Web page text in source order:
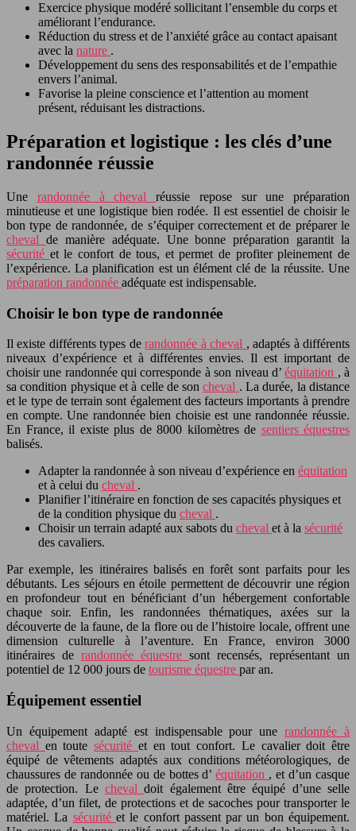
Exercice physique modéré sollicitant l’ensemble du corps et
améliorant l’endurance.
Réduction du stress et de l’anxiété grâce au contact apaisant
avec la nature .
Développement du sens des responsabilités et de l’empathie
envers l’animal.
Favorise la pleine conscience et l’attention au moment
présent, réduisant les distractions.
Préparation et logistique : les clés d’une
randonnée réussie
Une randonnée à cheval réussie repose sur une préparation
minutieuse et une logistique bien rodée. Il est essentiel de choisir le
bon type de randonnée, de s’équiper correctement et de préparer le
cheval de manière adéquate. Une bonne préparation garantit la
sécurité et le confort de tous, et permet de profiter pleinement de
l’expérience. La planification est un élément clé de la réussite. Une
préparation randonnée adéquate est indispensable.
Choisir le bon type de randonnée
Il existe différents types derandonnée à cheval , adaptés à différents
niveaux d’expérience et à différentes envies. Il est important de
choisir une randonnée qui corresponde à son niveau d’équitation , à
sa condition physique et à celle de soncheval . La durée, la distance
et le type de terrain sont également des facteurs importants à prendre
en compte. Une randonnée bien choisie est une randonnée réussie.
En France, il existe plus de 8000 kilomètres de sentiers équestres
balisés.
Adapter la randonnée à son niveau d’expérience en équitation
et à celui du cheval .
Planifier l’itinéraire en fonction de ses capacités physiques et
de la condition physique du cheval .
Choisir un terrain adapté aux sabots du cheval et à la sécurité
des cavaliers.
Par exemple, les itinéraires balisés en forêt sont parfaits pour les
débutants. Les séjours en étoile permettent de découvrir une région
en profondeur tout en bénéficiant d’un hébergement confortable
chaque soir. Enfin, les randonnées thématiques, axées sur la
découverte de la faune, de la flore ou de l’histoire locale, offrent une
dimension culturelle à l’aventure. En France, environ 3000
itinéraires de randonnée équestre sont recensés, représentant un
potentiel de 12 000 jours de tourisme équestre par an.
Équipement essentiel
Un équipement adapté est indispensable pour unerandonnée à
cheval en toutesécurité et en tout confort. Le cavalier doit être
équipé de vêtements adaptés aux conditions météorologiques, de
chaussures de randonnée ou de bottes d’équitation , et d’un casque
de protection. Le chevaldoit également être équipé d’une selle
adaptée, d’un filet, de protections et de sacoches pour transporter le
matériel. La sécurité et le confort passent par un bon équipement.